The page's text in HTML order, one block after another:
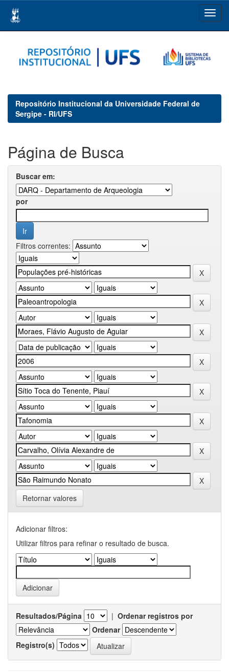
navigation
Repositório Institucional da Universidade Federal de
Sergipe - RI/UFS
Página de Busca
Buscar em:
por
Filtros correntes:
Retornar valores
Adicionar filtros:
Utilizar filtros para refinar o resultado de busca.
Resultados/Página | Ordenar registros por
Ordenar
Registro(s)